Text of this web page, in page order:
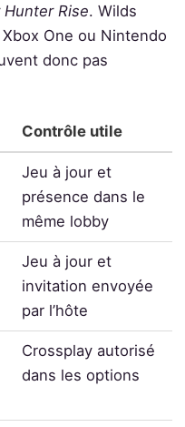
Rise. Wilds
One ou Nintendo
donc pas
Contrôle utile
Jeu à jour et
présence dans le
même lobby
Jeu à jour et
invitation envoyée
par l’hôte
Crossplay autorisé
dans les options